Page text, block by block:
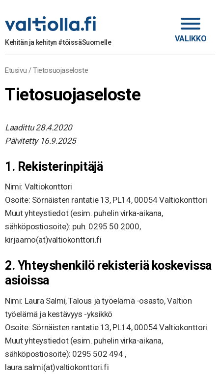
Kehitän ja kehityn #töissäSuomelle VALIKKO
Etusivu /Tietosuojaseloste
Tietosuojaseloste
Laadittu 28.4.2020
Päivitetty 16.9.2025
1. Rekisterinpitäjä
Nimi: Valtiokonttori
Osoite: Sörnäisten rantatie 13, PL14, 00054 Valtiokonttori
Muut yhteystiedot (esim. puhelin virka-aikana,
sähköpostiosoite): puh. 0295 50 2000,
kirjaamo(at)valtiokonttori.fi
2. Yhteyshenkilö rekisteriä koskevissa
asioissa
Nimi: Laura Salmi, Talous ja työelämä -osasto, Valtion
työelämä ja kestävyys -yksikkö
Osoite: Sörnäisten rantatie 13, PL14, 00054 Valtiokonttori
Muut yhteystiedot (esim. puhelin virka-aikana,
sähköpostiosoite): 0295 502 494 ,
laura.salmi(at)valtiokonttori.fi